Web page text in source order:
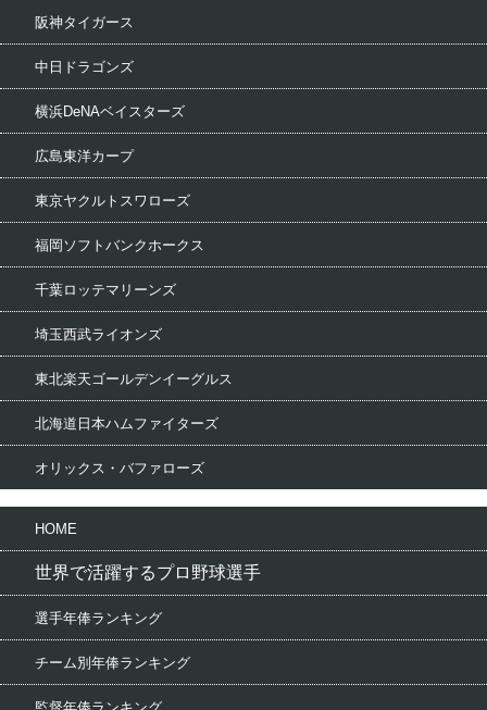
阪神タイガース
中日ドラゴンズ
横浜DeNAベイスターズ
広島東洋カープ
東京ヤクルトスワローズ
福岡ソフトバンクホークス
千葉ロッテマリーンズ
埼玉西武ライオンズ
東北楽天ゴールデンイーグルス
北海道日本ハムファイターズ
オリックス・バファローズ
HOME
世界で活躍するプロ野球選手
選手年俸ランキング
チーム別年俸ランキング